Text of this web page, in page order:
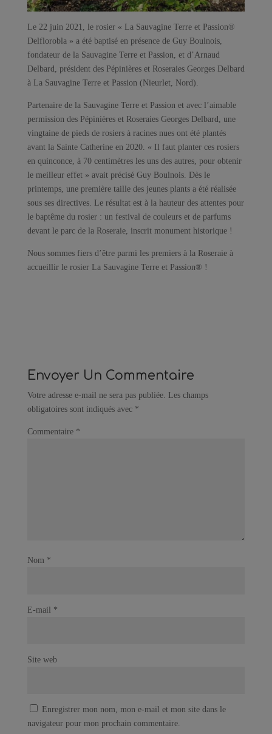
Le 22 juin 2021, le rosier « La Sauvagine Terre et Passion®
Delflorobla » a été baptisé en présence de Guy Boulnois,
fondateur de la Sauvagine Terre et Passion, et d’Arnaud
Delbard, président des Pépinières et Roseraies Georges Delbard
à La Sauvagine Terre et Passion (Nieurlet, Nord).
Partenaire de la Sauvagine Terre et Passion et avec l’aimable
permission des Pépinières et Roseraies Georges Delbard, une
vingtaine de pieds de rosiers à racines nues ont été plantés
avant la Sainte Catherine en 2020. « Il faut planter ces rosiers
en quinconce, à 70 centimètres les uns des autres, pour obtenir
le meilleur effet » avait précisé Guy Boulnois. Dès le
printemps, une première taille des jeunes plants a été réalisée
sous ses directives. Le résultat est à la hauteur des attentes pour
le baptême du rosier : un festival de couleurs et de parfums
devant le parc de la Roseraie, inscrit monument historique !
Nous sommes fiers d’être parmi les premiers à la Roseraie à
accueillir le rosier La Sauvagine Terre et Passion® !
Envoyer Un Commentaire
Votre adresse e-mail ne sera pas publiée. Les champs
obligatoires sont indiqués avec *
Commentaire *
Nom *
E-mail *
Site web
Enregistrer mon nom, mon e-mail et mon site dans le
navigateur pour mon prochain commentaire.